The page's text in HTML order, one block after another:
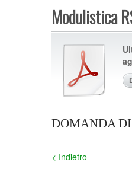
Modulistica
DOMANDA DI
< Indietro